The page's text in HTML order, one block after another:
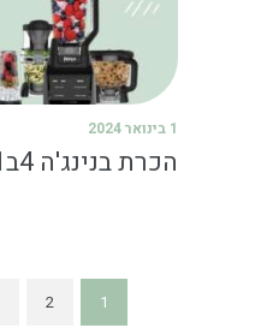
1 בינואר 2024
הכרת בנינג'ה 4ב1 CT683
1
2